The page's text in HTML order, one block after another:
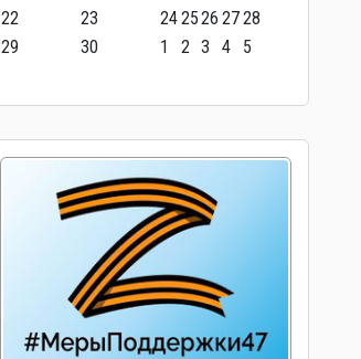
22 23 242526 2728
29
30 1 2 3 4 5